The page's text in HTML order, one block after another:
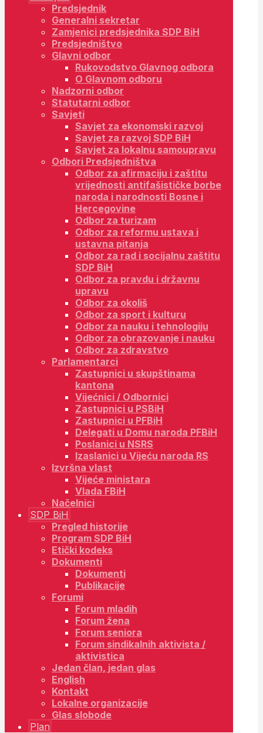
Predsjednik
Generalni sekretar
Zamjenici predsjednika SDP BiH
Predsjedništvo
Glavni odbor
Rukovodstvo Glavnog odbora
O Glavnom odboru
Nadzorni odbor
Statutarni odbor
Savjeti
Savjet za ekonomski razvoj
Savjet za razvoj SDP BiH
Savjet za lokalnu samoupravu
Odbori Predsjedništva
Odbor za afirmaciju i zaštitu
vrijednosti antifašističke borbe
naroda i narodnosti Bosne i
Hercegovine
Odbor za turizam
Odbor za reformu ustava i
ustavna pitanja
Odbor za rad i socijalnu zaštitu
SDP BiH
Odbor za pravdu i državnu
upravu
Odbor za okoliš
Odbor za sport i kulturu
Odbor za nauku i tehnologiju
Odbor za obrazovanje i nauku
Odbor za zdravstvo
Parlamentarci
Zastupnici u skupštinama
kantona
Vijećnici / Odbornici
Zastupnici u PSBiH
Zastupnici u PFBiH
Delegati u Domu naroda PFBiH
Poslanici u NSRS
Izaslanici u Vijeću naroda RS
Izvršna vlast
Vijeće ministara
Vlada FBiH
Načelnici
SDP BiH
Pregled historije
Program SDP BiH
Etički kodeks
Dokumenti
Dokumenti
Publikacije
Forumi
Forum mladih
Forum žena
Forum seniora
Forum sindikalnih aktivista /
aktivistica
Jedan član, jedan glas
English
Kontakt
Lokalne organizacije
Glas slobode
Plan